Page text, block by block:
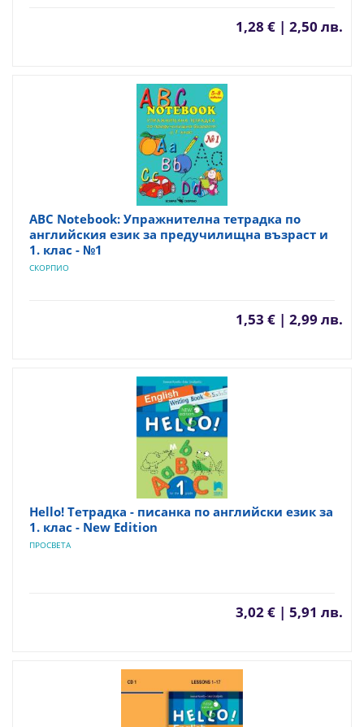
1,28 € | 2,50 лв.
ABC Notebook: Упражнителна тетрадка по
английския език за предучилищна възраст и
1. клас - №1
СКОРПИО
1,53 € | 2,99 лв.
Hello! Тетрадка - писанка по английски език за
1. клас - New Edition
ПРОСВЕТА
3,02 € | 5,91 лв.